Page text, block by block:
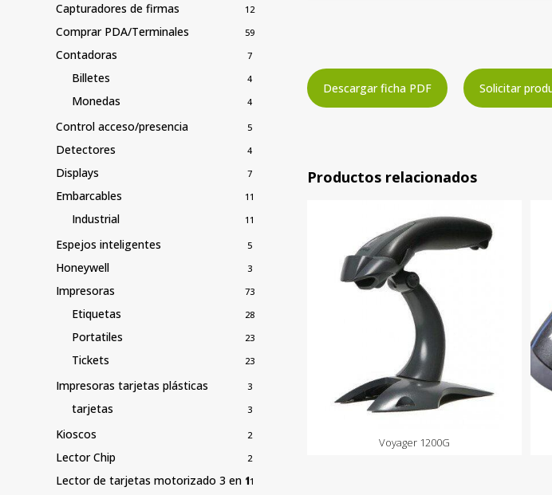
Capturadores de firmas 12
Comprar PDA/Terminales 59
Contadoras 7
Billetes 4
Monedas 4
Control acceso/presencia 5
Detectores 4
Displays 7
Embarcables 11
Industrial 11
Espejos inteligentes 5
Honeywell 3
Impresoras 73
Etiquetas 28
Portatiles 23
Tickets 23
Impresoras tarjetas plásticas 3
tarjetas 3
Kioscos 2
Lector Chip 2
Lector de tarjetas motorizado 3 en 1
11
Descargar ficha PDF Solicitar
Productos relacionados
Voyager 1200G